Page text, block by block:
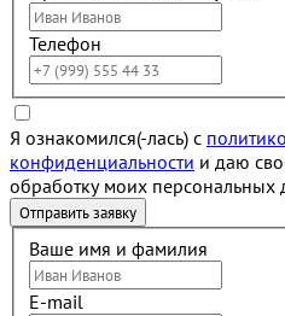
Телефон
Я ознакомился(-лась) с
конфиденциальности и даю
обработку моих персональных
Ваше имя и фамилия
E-mail